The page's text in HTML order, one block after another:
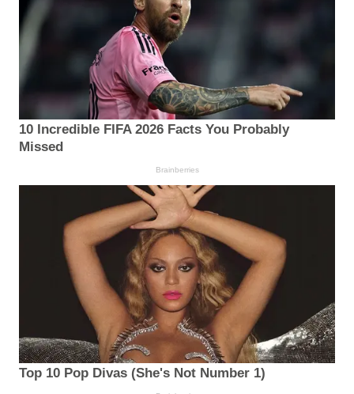
10 Incredible FIFA 2026 Facts You Probably
Missed
Brainberries
Top 10 Pop Divas (She's Not Number 1)